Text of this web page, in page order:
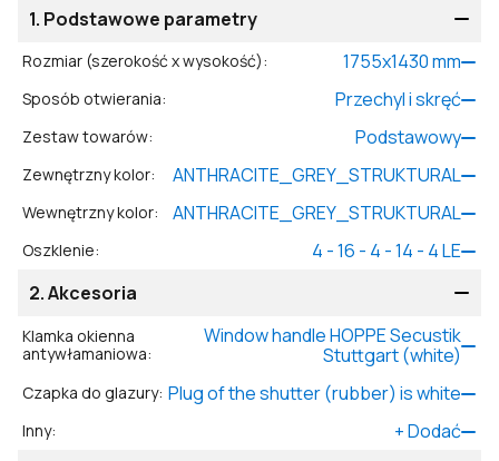
1. Podstawowe parametry
Rozmiar (szerokość x wysokość): 1755x1430mm
Sposób otwierania: Przechyl i skręć
Zestaw towarów: Podstawowy
Zewnętrzny kolor: ANTHRACITE_GREY_STRUKTURAL
Wewnętrzny kolor: ANTHRACITE_GREY_STRUKTURAL
Oszklenie:
4 - 16 - 4 - 14 - 4 LE
2.Akcesoria
Klamka okienna
antywłamaniowa:
Window handle HOPPE Secustik
Stuttgart (white)
Czapka do glazury: Plug of the shutter (rubber) is white
Inny: +Dodać